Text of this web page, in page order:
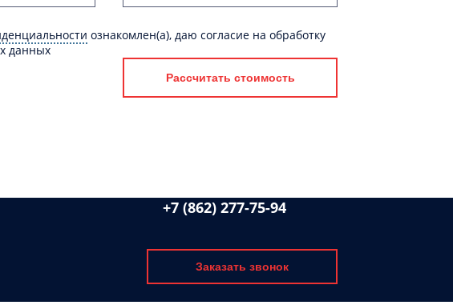
ознакомлен(а), даю согласие на обработку
данных
Рассчитать стоимость
+7 (862) 277-75-94
Заказать звонок